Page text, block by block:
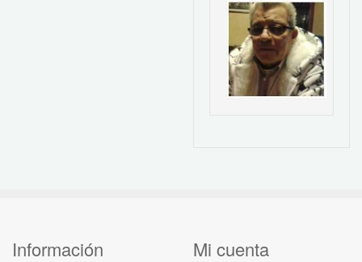
Información Mi cuenta